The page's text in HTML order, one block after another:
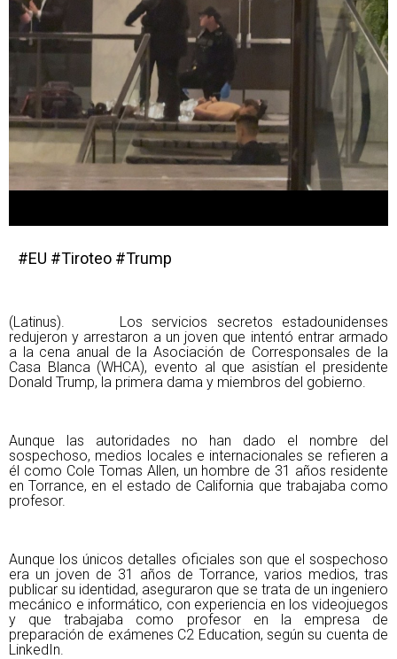
#EU #Tiroteo #Trump
(Latinus). Los servicios secretos estadounidenses
redujeron y arrestaron a un joven que intentó entrar armado
a la cena anual de la Asociación de Corresponsales de la
Casa Blanca (WHCA), evento al que asistían el presidente
Donald Trump, la primera dama y miembros del gobierno.
Aunque las autoridades no han dado el nombre del
sospechoso, medios locales e internacionales se refieren a
él como Cole Tomas Allen, un hombre de 31 años residente
en Torrance, en el estado de California que trabajaba como
profesor.
Aunque los únicos detalles oficiales son que el sospechoso
era un joven de 31 años de Torrance, varios medios, tras
publicar su identidad, aseguraron que se trata de un ingeniero
mecánico e informático, con experiencia en los videojuegos
y que trabajaba como profesor en la empresa de
preparación de exámenes C2 Education, según su cuenta de
LinkedIn.